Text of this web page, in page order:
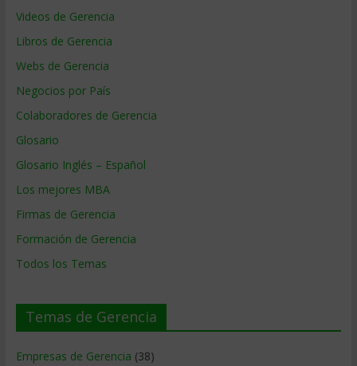
Videos de Gerencia
Libros de Gerencia
Webs de Gerencia
Negocios por País
Colaboradores de Gerencia
Glosario
Glosario Inglés – Español
Los mejores MBA
Firmas de Gerencia
Formación de Gerencia
Todos los Temas
Temas de Gerencia
Empresas de Gerencia (38)